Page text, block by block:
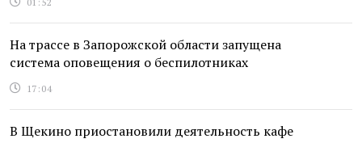
На трассе в Запорожской области запущена
система оповещения о беспилотниках
17:04
В Щекино приостановили деятельность кафе